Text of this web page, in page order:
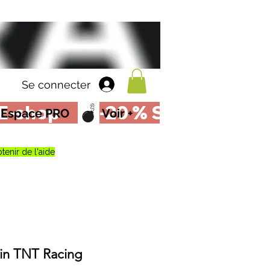
Se connecter
Espace PRO Voir +
de l'aide
TNT Racing